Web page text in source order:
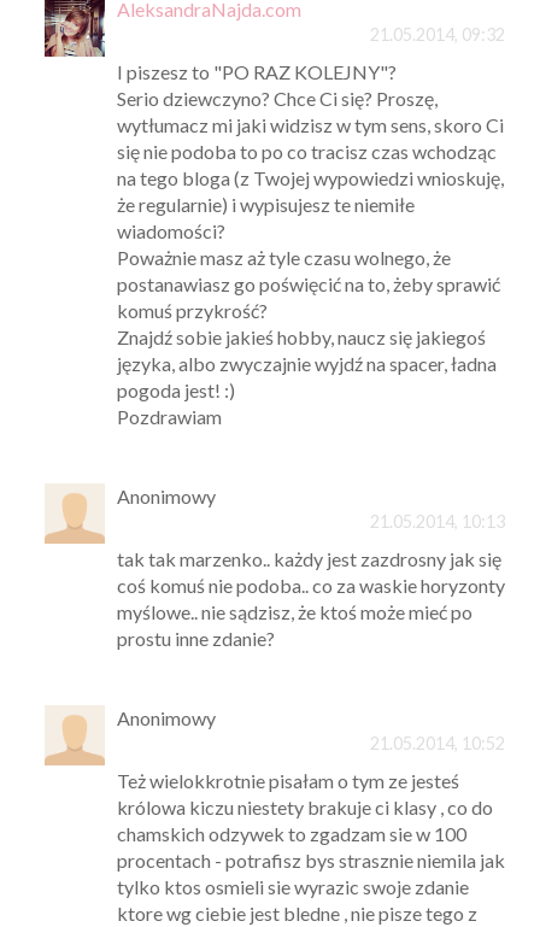
AleksandraNajda.com
21.05.2014, 09:32
I piszesz to "PO RAZ KOLEJNY"?
Serio dziewczyno? Chce Ci się? Proszę,
wytłumacz mi jaki widzisz w tym sens, skoro Ci
się nie podoba to po co tracisz czas wchodząc
na tego bloga (z Twojej wypowiedzi wnioskuję,
że regularnie) i wypisujesz te niemiłe
wiadomości?
Poważnie masz aż tyle czasu wolnego, że
postanawiasz go poświęcić na to, żeby sprawić
komuś przykrość?
Znajdź sobie jakieś hobby, naucz się jakiegoś
języka, albo zwyczajnie wyjdź na spacer, ładna
pogoda jest! :)
Pozdrawiam
Anonimowy
21.05.2014, 10:13
tak tak marzenko.. każdy jest zazdrosny jak się
coś komuś nie podoba.. co za waskie horyzonty
myślowe.. nie sądzisz, że ktoś może mieć po
prostu inne zdanie?
Anonimowy
21.05.2014, 10:52
Też wielokkrotnie pisałam o tym ze jesteś
królowa kiczu niestety brakuje ci klasy , co do
chamskich odzywek to zgadzam sie w 100
procentach - potrafisz bys strasznie niemila jak
tylko ktos osmieli sie wyrazic swoje zdanie
ktore wg ciebie jest bledne , nie pisze tego z